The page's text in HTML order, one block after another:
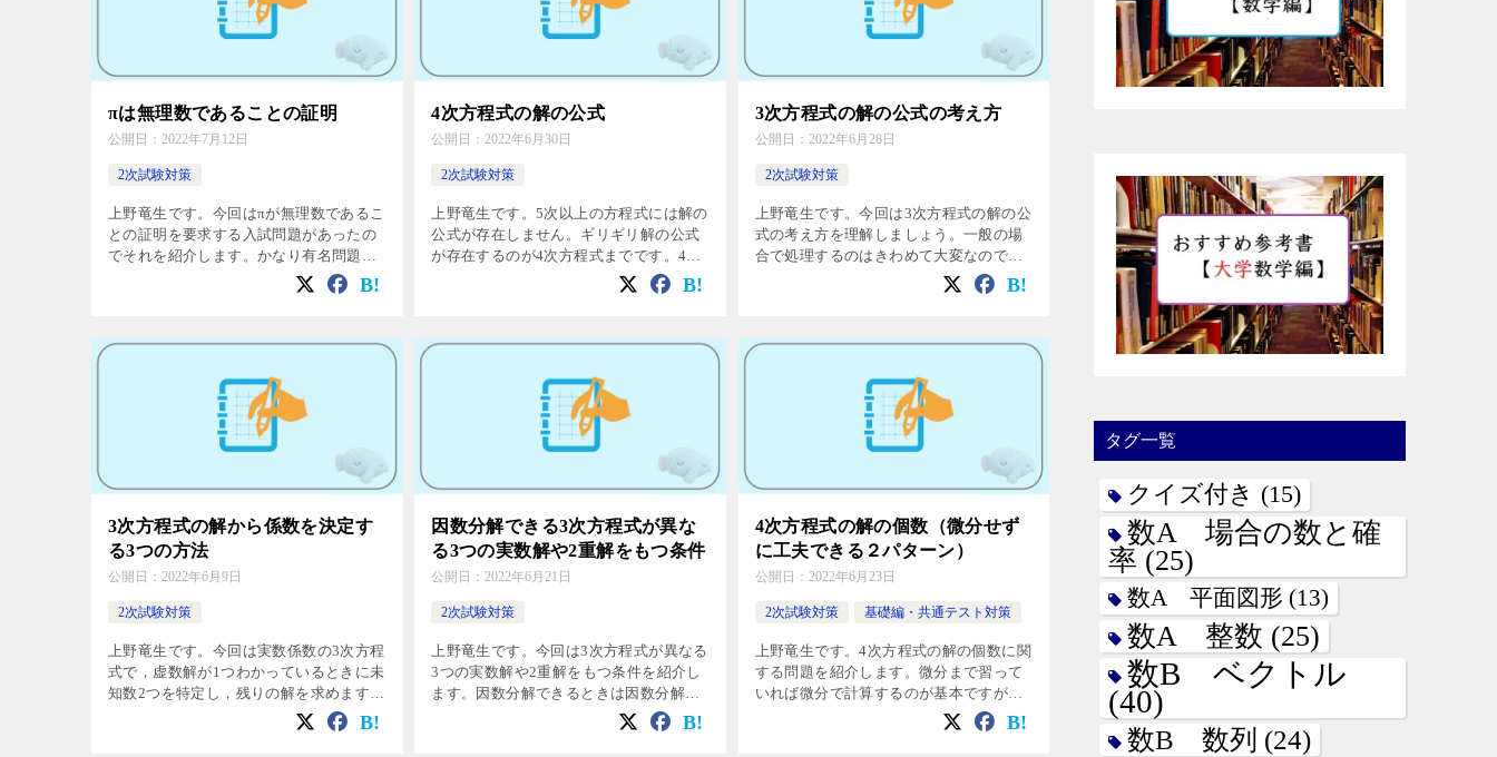
πは無理数であることの証明
公開日： 2022年7月12日
2次試験対策
上野竜生です。今回はπが無理数であるこ
との証明を要求する入試問題があったの
でそれを紹介します。かなり有名問題に
なってしまいましたが，美しい性質を示
すのは道のりが大変なことが多いです。
難 […]
4次方程式の解の公式
公開日：2022年6月30日
2次試験対策
上野竜生です。5次以上の方程式には解の
公式が存在しません。ギリギリ解の公式
が存在するのが4次方程式までです。4次
方程式の解の公式ってどんなのだろう？
覚えられるのかな？と興味をもつのは自
[…]
3次方程式の解の公式の考え方
公開日： 2022年6月28日
2次試験対策
上野竜生です。今回は3次方程式の解の公
式の考え方を理解しましょう。一般の場
合で処理するのはきわめて大変なので比
較的簡単な具体例で理解するようにしま
す。 導出方法や本質部分はこれで十分理
[…]
3次方程式の解から係数を決定す
る3つの方法
公開日： 2022年6月9日
2次試験対策
上野竜生です。今回は実数係数の3次方程
式で，虚数解が1つわかっているときに未
知数2つを特定し，残りの解を求めます。
例題 a,bは実数とする。3次方程式 \( x^3-
5x^2+ax+b=0 \) がx=2+iを解に持つ […]
因数分解できる3次方程式が異な
る3つの実数解や2重解をもつ条件
公開日：2022年6月21日
2次試験対策
上野竜生です。今回は3次方程式が異なる
3つの実数解や2重解をもつ条件を紹介し
ます。因数分解できるときは因数分解し
てしまうと楽になりますが，ちょっとし
た落とし穴もあるので一度解いておきま
4次方程式の解の個数（微分せず
に工夫できる２パターン）
公開日： 2022年6月23日
2次試験対策 基礎編・共通テスト対策
上野竜生です。4次方程式の解の個数に関
する問題を紹介します。微分まで習って
いれば微分で計算するのが基本ですが，
そんなことをしなくてもできるパターン
を紹介します。 例題1 複2次式 aを実数
タグ一覧
クイズ付き (15)
数A 場合の数と確
率 (25)
数A 平面図形 (13)
数A 整数 (25)
数B ベクトル
(40)
数B 数列 (24)